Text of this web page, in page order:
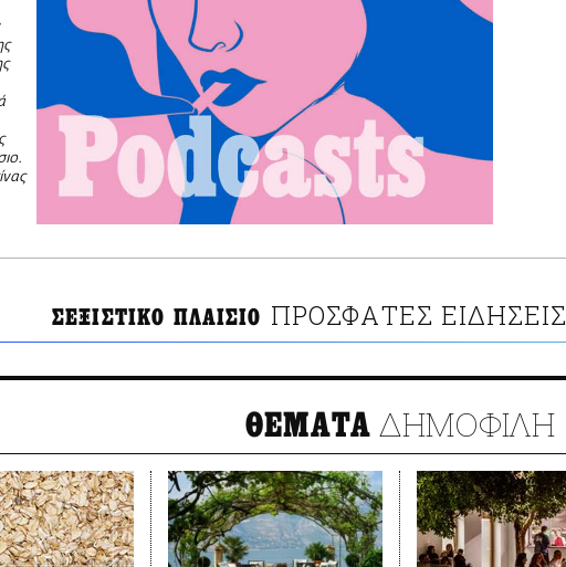
ΣΕΞΙΣΤΙΚΟ ΠΛΑΙΣΙΟ ΠΡΟΣΦΑΤΕΣ ΕΙΔΗΣΕΙΣ
ΘΕΜΑΤΑ ΔΗΜΟΦΙΛΗ